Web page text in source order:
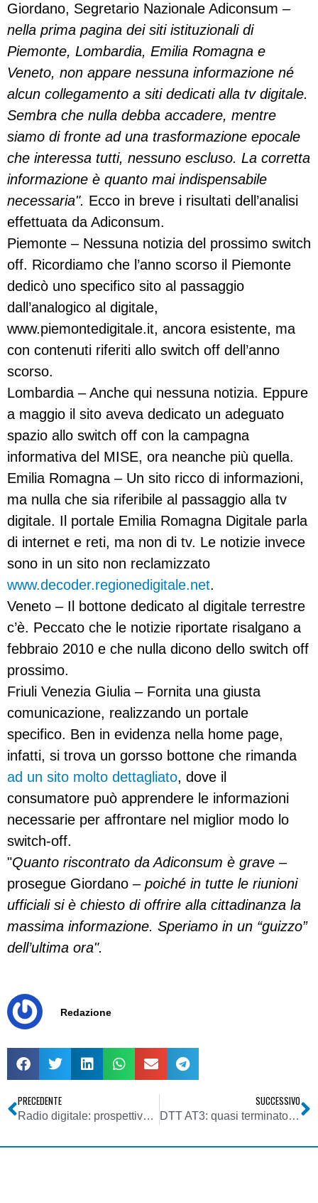
Giordano, Segretario Nazionale Adiconsum –
nella prima pagina dei siti istituzionali di
Piemonte, Lombardia, Emilia Romagna e
Veneto, non appare nessuna informazione né
alcun collegamento a siti dedicati alla tv digitale.
Sembra che nulla debba accadere, mentre
siamo di fronte ad una trasformazione epocale
che interessa tutti, nessuno escluso. La corretta
informazione è quanto mai indispensabile
necessaria". Ecco in breve i risultati dell’analisi
effettuata da Adiconsum.
Piemonte – Nessuna notizia del prossimo switch
off. Ricordiamo che l’anno scorso il Piemonte
dedicò uno specifico sito al passaggio
dall’analogico al digitale,
www.piemontedigitale.it, ancora esistente, ma
con contenuti riferiti allo switch off dell’anno
scorso.
Lombardia – Anche qui nessuna notizia. Eppure
a maggio il sito aveva dedicato un adeguato
spazio allo switch off con la campagna
informativa del MISE, ora neanche più quella.
Emilia Romagna – Un sito ricco di informazioni,
ma nulla che sia riferibile al passaggio alla tv
digitale. Il portale Emilia Romagna Digitale parla
di internet e reti, ma non di tv. Le notizie invece
sono in un sito non reclamizzato
www.decoder.regionedigitale.net.
Veneto – Il bottone dedicato al digitale terrestre
c’è. Peccato che le notizie riportate risalgano a
febbraio 2010 e che nulla dicono dello switch off
prossimo.
Friuli Venezia Giulia – Fornita una giusta
comunicazione, realizzando un portale
specifico. Ben in evidenza nella home page,
infatti, si trova un gorsso bottone che rimanda
ad un sito molto dettagliato, dove il
consumatore può apprendere le informazioni
necessarie per affrontare nel miglior modo lo
switch-off.
"Quanto riscontrato da Adiconsum è grave –
prosegue Giordano – poiché in tutte le riunioni
ufficiali si è chiesto di offrire alla cittadinanza la
massima informazione. Speriamo in un “guizzo”
dell’ultima ora".
Redazione
PRECEDENTE
Radio digitale: prospettive di sviluppo in Italia della tecnologia DRM+ entro il 2012
SUCCESSIVO
DTT AT3: quasi terminato il processo di assegnazione dei canali. In corso la stesura del masterplan definitivo (con le revisioni dell’ultimo minuto)